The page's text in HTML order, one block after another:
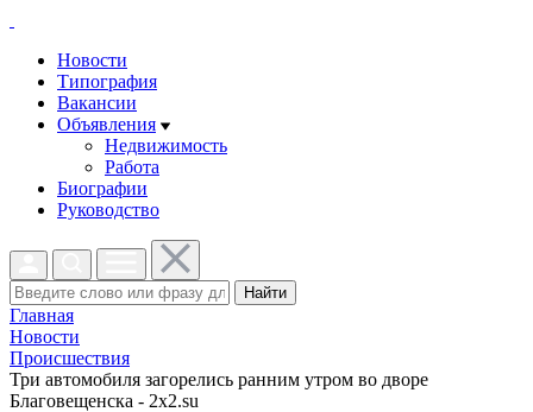
Новости
Типография
Вакансии
Объявления
Недвижимость
Работа
Биографии
Руководство
Найти
Главная
Новости
Проиcшествия
Три автомобиля загорелись ранним утром во дворе
Благовещенска - 2x2.su